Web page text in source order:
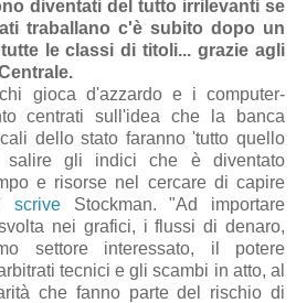
diventati del tutto irrilevanti se
traballano c'è subito dopo un
le classi di titoli... grazie agli
gioca d'azzardo e i computer-
centrati sull'idea che la banca
dello stato faranno 'tutto quello
gli indici che è diventato
e risorse nel cercare di capire
scrive Stockman. "Ad importare
nei grafici, i flussi di denaro,
settore interessato, il potere
tecnici e gli scambi in atto, al
che fanno parte del rischio di